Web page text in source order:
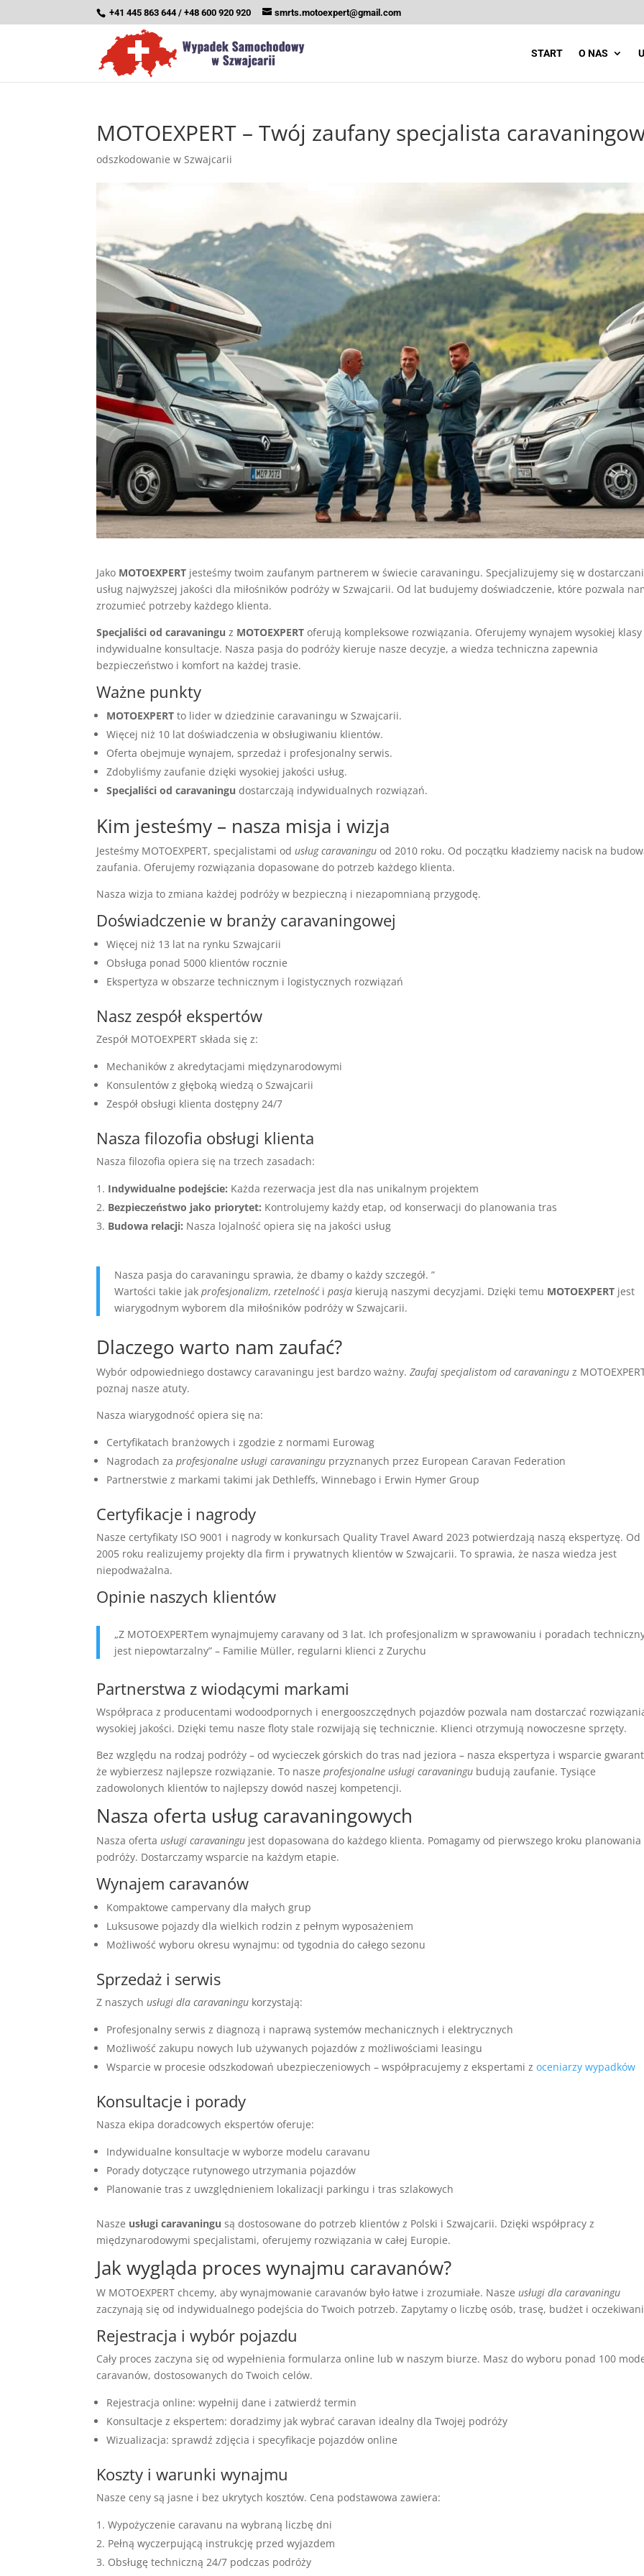
+41 445 863 644 / +48 600 920 920 smrts.motoexpert@gmail.com
START O NAS
MOTOEXPERT – Twój zaufany specjalista
odszkodowanie w Szwajcarii
Jako MOTOEXPERT jesteśmy twoim zaufanym partnerem w świecie caravaningu. Specjalizujemy się w
usług najwyższej jakości dla miłośników podróży w Szwajcarii. Od lat budujemy doświadczenie, które pozwala
zrozumieć potrzeby każdego klienta.
Specjaliści od caravaningu z MOTOEXPERT oferują kompleksowe rozwiązania. Oferujemy wynajem wysokiej
indywidualne konsultacje. Nasza pasja do podróży kieruje nasze decyzje, a wiedza techniczna zapewnia
bezpieczeństwo i komfort na każdej trasie.
Ważne punkty
MOTOEXPERT to lider w dziedzinie caravaningu w Szwajcarii.
Więcej niż 10 lat doświadczenia w obsługiwaniu klientów.
Oferta obejmuje wynajem, sprzedaż i profesjonalny serwis.
Zdobyliśmy zaufanie dzięki wysokiej jakości usług.
Specjaliści od caravaningu dostarczają indywidualnych rozwiązań.
Kim jesteśmy – nasza misja i wizja
Jesteśmy MOTOEXPERT, specjalistami odusług caravaningu od 2010 roku. Od początku kładziemy nacisk na
zaufania. Oferujemy rozwiązania dopasowane do potrzeb każdego klienta.
Nasza wizja to zmiana każdej podróży w bezpieczną i niezapomnianą przygodę.
Doświadczenie w branży caravaningowej
Więcej niż 13 lat na rynku Szwajcarii
Obsługa ponad 5000 klientów rocznie
Ekspertyza w obszarze technicznym i logistycznych rozwiązań
Nasz zespół ekspertów
Zespół MOTOEXPERT składa się z:
Mechaników z akredytacjami międzynarodowymi
Konsulentów z głęboką wiedzą o Szwajcarii
Zespół obsługi klienta dostępny 24/7
Nasza filozofia obsługi klienta
Nasza filozofia opiera się na trzech zasadach:
Indywidualne podejście: Każda rezerwacja jest dla nas unikalnym projektem
Bezpieczeństwo jako priorytet: Kontrolujemy każdy etap, od konserwacji do planowania tras
Budowa relacji: Nasza lojalność opiera się na jakości usług
Nasza pasja do caravaningu sprawia, że dbamy o każdy szczegół. ”
Wartości takie jakprofesjonalizm,rzetelnośćipasja kierują naszymi decyzjami. Dzięki temu MOTOEXPERT jest
wiarygodnym wyborem dla miłośników podróży w Szwajcarii.
Dlaczego warto nam zaufać?
Wybór odpowiedniego dostawcy caravaningu jest bardzo ważny.Zaufaj specjalistom od caravaningu z
poznaj nasze atuty.
Nasza wiarygodność opiera się na:
Certyfikatach branżowych i zgodzie z normami Eurowag
Nagrodach zaprofesjonalne usługi caravaningu przyznanych przez European Caravan Federation
Partnerstwie z markami takimi jak Dethleffs, Winnebago i Erwin Hymer Group
Certyfikacje i nagrody
Nasze certyfikaty ISO 9001 i nagrody w konkursach Quality Travel Award 2023 potwierdzają naszą ekspertyzę. Od
2005 roku realizujemy projekty dla firm i prywatnych klientów w Szwajcarii. To sprawia, że nasza wiedza jest
niepodważalna.
Opinie naszych klientów
„Z MOTOEXPERTem wynajmujemy caravany od 3 lat. Ich profesjonalizm w sprawowaniu i poradach
jest niepowtarzalny” – Familie Müller, regularni klienci z Zurychu
Partnerstwa z wiodącymi markami
Współpraca z producentami wodoodpornych i energooszczędnych pojazdów pozwala nam dostarczać
wysokiej jakości. Dzięki temu nasze floty stale rozwijają się technicznie. Klienci otrzymują nowoczesne sprzęty.
Bez względu na rodzaj podróży – od wycieczek górskich do tras nad jeziora – nasza ekspertyza i wsparcie
że wybierzesz najlepsze rozwiązanie. To naszeprofesjonalne usługi caravaningu budują zaufanie. Tysiące
zadowolonych klientów to najlepszy dowód naszej kompetencji.
Nasza oferta usług caravaningowych
Nasza ofertausługi caravaningu jest dopasowana do każdego klienta. Pomagamy od pierwszego kroku planowania
podróży. Dostarczamy wsparcie na każdym etapie.
Wynajem caravanów
Kompaktowe campervany dla małych grup
Luksusowe pojazdy dla wielkich rodzin z pełnym wyposażeniem
Możliwość wyboru okresu wynajmu: od tygodnia do całego sezonu
Sprzedaż i serwis
Z naszychusługi dla caravaningu korzystają:
Profesjonalny serwis z diagnozą i naprawą systemów mechanicznych i elektrycznych
Możliwość zakupu nowych lub używanych pojazdów z możliwościami leasingu
Wsparcie w procesie odszkodowań ubezpieczeniowych – współpracujemy z ekspertami zoceniarzy wypadków
Konsultacje i porady
Nasza ekipa doradcowych ekspertów oferuje:
Indywidualne konsultacje w wyborze modelu caravanu
Porady dotyczące rutynowego utrzymania pojazdów
Planowanie tras z uwzględnieniem lokalizacji parkingu i tras szlakowych
Nasze usługi caravaningu są dostosowane do potrzeb klientów z Polski i Szwajcarii. Dzięki współpracy z
międzynarodowymi specjalistami, oferujemy rozwiązania w całej Europie.
Jak wygląda proces wynajmu caravanów?
W MOTOEXPERT chcemy, aby wynajmowanie caravanów było łatwe i zrozumiałe. Naszeusługi dla caravaningu
zaczynają się od indywidualnego podejścia do Twoich potrzeb. Zapytamy o liczbę osób, trasę, budżet i
Rejestracja i wybór pojazdu
Cały proces zaczyna się od wypełnienia formularza online lub w naszym biurze. Masz do wyboru ponad 100
caravanów, dostosowanych do Twoich celów.
Rejestracja online: wypełnij dane i zatwierdź termin
Konsultacje z ekspertem: doradzimy jak wybrać caravan idealny dla Twojej podróży
Wizualizacja: sprawdź zdjęcia i specyfikacje pojazdów online
Koszty i warunki wynajmu
Nasze ceny są jasne i bez ukrytych kosztów. Cena podstawowa zawiera:
Wypożyczenie caravanu na wybraną liczbę dni
Pełną wyczerpującą instrukcję przed wyjazdem
Obsługę techniczną 24/7 podczas podróży